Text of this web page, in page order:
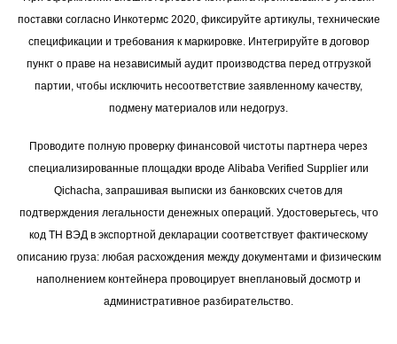
поставки согласно Инкотермс 2020, фиксируйте артикулы, технические
спецификации и требования к маркировке. Интегрируйте в договор
пункт о праве на независимый аудит производства перед отгрузкой
партии, чтобы исключить несоответствие заявленному качеству,
подмену материалов или недогруз.
Проводите полную проверку финансовой чистоты партнера через
специализированные площадки вроде Alibaba Verified Supplier или
Qichacha, запрашивая выписки из банковских счетов для
подтверждения легальности денежных операций. Удостоверьтесь, что
код ТН ВЭД в экспортной декларации соответствует фактическому
описанию груза: любая расхождения между документами и физическим
наполнением контейнера провоцирует внеплановый досмотр и
административное разбирательство.